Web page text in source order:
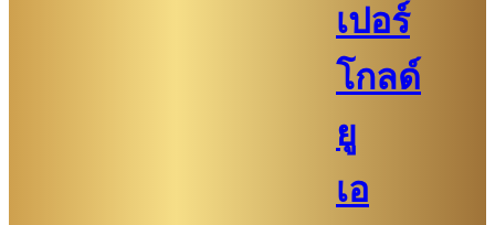
เปอร์
โกลด์
ยู
เอ